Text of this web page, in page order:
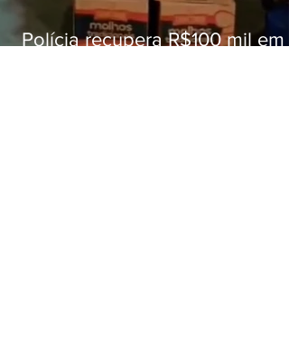
Polícia recupera R$100 mil em